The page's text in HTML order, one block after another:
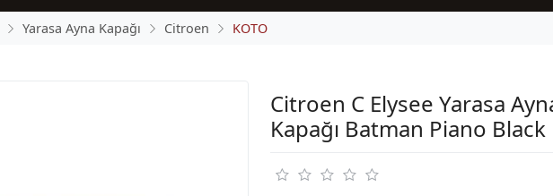
Yarasa Ayna Kapağı Citroen KOTO
Citroen C Elysee Yarasa
Kapağı Batman Piano Black